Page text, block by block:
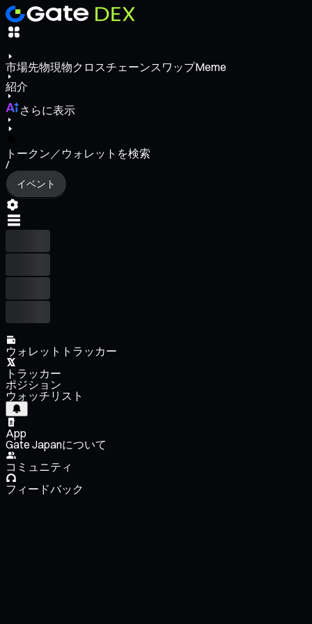
市場先物現物クロスチェーンスワップMeme
紹介
さらに表示
トークン／ウォレットを検索
/
イベント
ウォレットトラッカー
トラッカー
ポジション
ウォッチリスト
App
Gate Japanについて
コミュニティ
フィードバック